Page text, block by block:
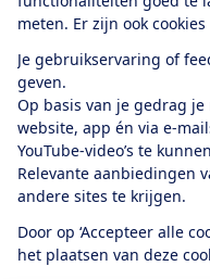
meten. Er zijn ook
Je gebruikservaring of
geven.
Op basis van je gedrag
website, app én via e-
YouTube-video’s te
Relevante aanbiedingen
andere sites te krijgen.
Door op ‘Accepteer alle
het plaatsen van deze
Boeken & Bladen
Alles